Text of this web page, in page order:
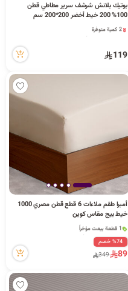
بوتيك بلانش شرشف سرير مطاطي قطن
100% 200 خيط أخضر 200*200 سم
2 كمية متوفرة
3 مشاهدة مؤخراً
119
أمبرا طقم ملاءات 6 قطع قطن مصري 1000
خيط بيج مقاس كوين
1 قطعة بيعت مؤخراً
27 مشاهدة مؤخراً
1 قطعة بيعت مؤخراً
27 مشاهدة مؤخراً
%74 خصم
89
349